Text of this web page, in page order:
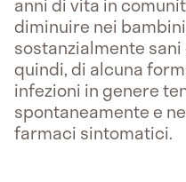
diminuire nei
sostanzialmente
quindi, di alcuna
infezioni in genere
spontaneamente e
farmaci sintomatici.